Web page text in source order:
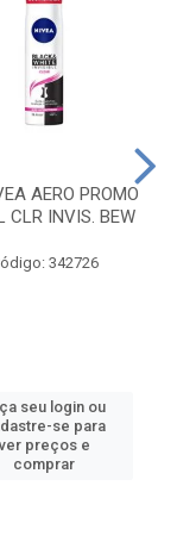
AERO PROMO
CLR INVIS. BEW
342726
seu login ou
se para
preços e
comprar